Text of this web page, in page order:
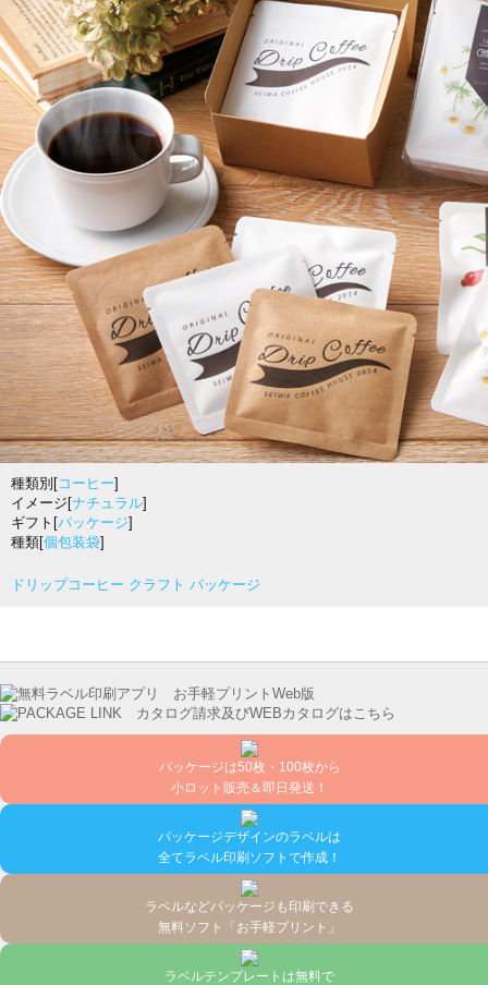
種類別[コーヒー]
イメージ[ナチュラル]
ギフト[パッケージ]
種類[個包装袋]
ドリップコーヒー クラフト パッケージ
パッケージは50枚・100枚から
小ロット販売＆即日発送！
パッケージデザインのラベルは
全てラベル印刷ソフトで作成！
ラベルなどパッケージも印刷できる
無料ソフト「お手軽プリント」
ラベルテンプレートは無料で